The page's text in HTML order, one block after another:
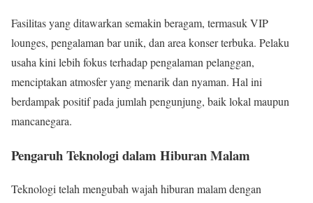
Fasilitas yang ditawarkan semakin beragam, termasuk VIP
lounges, pengalaman bar unik, dan area konser terbuka. Pelaku
usaha kini lebih fokus terhadap pengalaman pelanggan,
menciptakan atmosfer yang menarik dan nyaman. Hal ini
berdampak positif pada jumlah pengunjung, baik lokal maupun
mancanegara.
Pengaruh Teknologi dalam Hiburan Malam
Teknologi telah mengubah wajah hiburan malam dengan